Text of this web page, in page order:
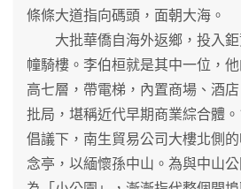
條條大道指向碼頭，面朝大海。
大批華僑自海外返鄉，投入鉅
幢騎樓。李伯桓就是其中一位，
高七層，帶電梯，內置商場、酒
批局，堪稱近代早期商業綜合體
倡議下，南生貿易公司大樓北側
念亭，以緬懷孫中山。為與中山